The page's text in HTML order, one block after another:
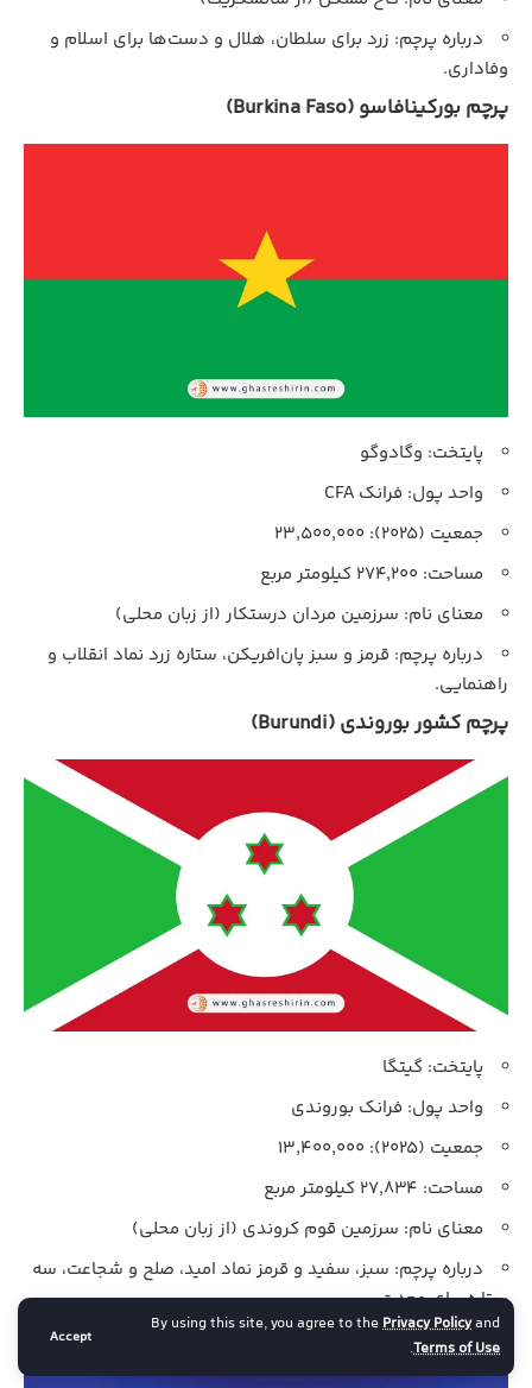
By using this site, you agree to thePrivacy Policyand
Terms of Use
.
Accept
درباره پرچم: زرد برای سلطان، هلال و دست‌ها برای اسلام و
وفاداری.
پرچم بورکینافاسو (Burkina Faso)
پایتخت: وگادوگو
واحد پول: فرانک CFA
جمعیت (۲۰۲۵): ۲۳,۵۰۰,۰۰۰
مساحت: ۲۷۴,۲۰۰ کیلومتر مربع
معنای نام: سرزمین مردان درستکار (از زبان محلی)
درباره پرچم: قرمز و سبز پان‌افریکن، ستاره زرد نماد انقلاب و
راهنمایی.
پرچم کشور بوروندی (Burundi)
پایتخت: گیتگا
واحد پول: فرانک بوروندی
جمعیت (۲۰۲۵): ۱۳,۴۰۰,۰۰۰
مساحت: ۲۷,۸۳۴ کیلومتر مربع
معنای نام: سرزمین قوم کروندی (از زبان محلی)
درباره پرچم: سبز، سفید و قرمز نماد امید، صلح و شجاعت، سه
ستاره برای وحدت.
پرچم کامبوج (Cambodia)